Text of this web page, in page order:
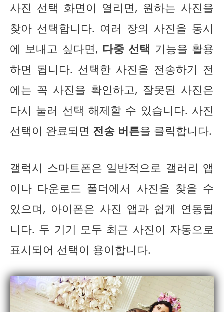
사진 선택 화면이 열리면, 원하는 사진을
찾아 선택합니다. 여러 장의 사진을 동시
에 보내고 싶다면, 다중 선택 기능을 활용
하면 됩니다. 선택한 사진을 전송하기 전
에는 꼭 사진을 확인하고, 잘못된 사진은
다시 눌러 선택 해제할 수 있습니다. 사진
선택이 완료되면 전송 버튼을 클릭합니다.
갤럭시 스마트폰은 일반적으로 갤러리 앱
이나 다운로드 폴더에서 사진을 찾을 수
있으며, 아이폰은 사진 앱과 쉽게 연동됩
니다. 두 기기 모두 최근 사진이 자동으로
표시되어 선택이 용이합니다.